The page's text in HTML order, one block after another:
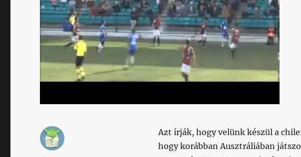
Azt írják, hogy velünk készül a
hogy korábban Ausztráliában